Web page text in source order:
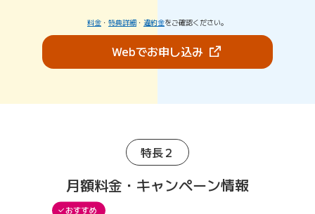
料金 ・ 特典詳細 ・ 違約金をご確認ください。
Webでお申し込み（新しいタブで開き
特長２
月額料金・キャンペーン情報